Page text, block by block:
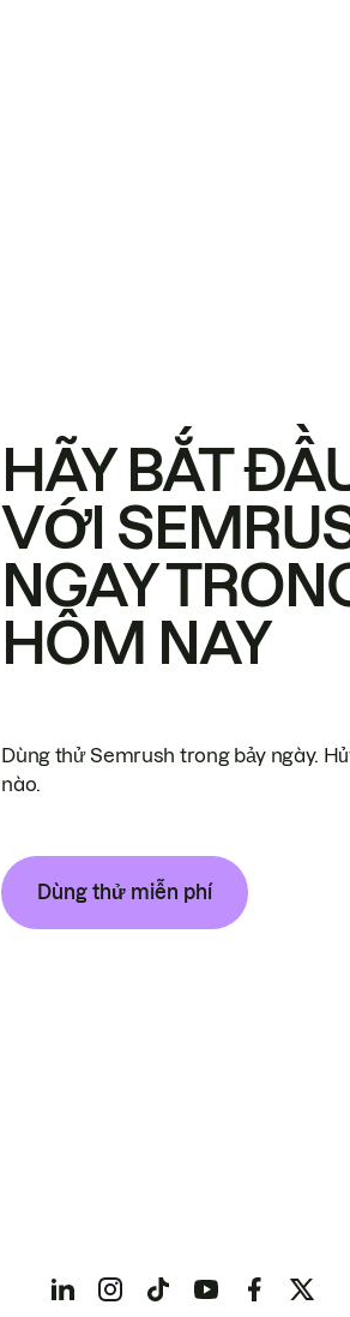
HÃY BẮT
VỚI
NGAY
HÔM NAY
Dùng thử Semrush trong bảy ngày.
nào.
Dùng thử miễn phí